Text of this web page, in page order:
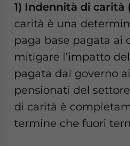
1) Indennità di carità
carità è una
paga base pagata ai
mitigare l’impatto
pagata dal governo
pensionati del
di carità è
termine che fuori